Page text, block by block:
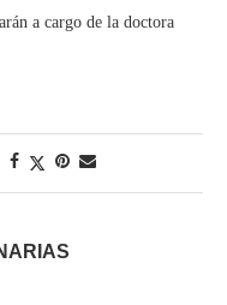
a cargo de la doctora